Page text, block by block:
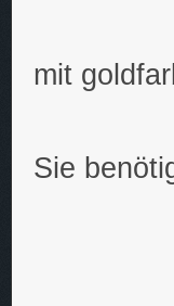
mit
Sie